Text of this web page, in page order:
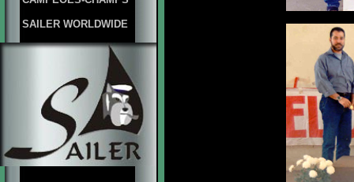
SAILER WORLDWIDE